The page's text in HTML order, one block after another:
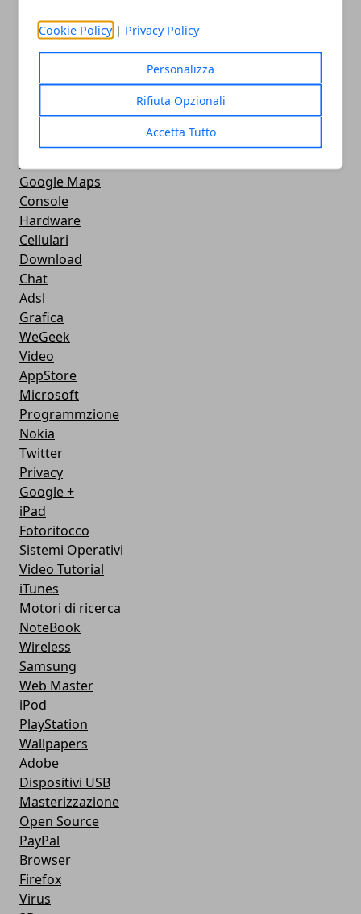
Cookie Policy | Privacy Policy
Personalizza
Rifiuta Opzionali
Accetta Tutto
iPhone
Streaming
Musica
MacBook
Google Maps
Console
Hardware
Cellulari
Download
Chat
Adsl
Grafica
WeGeek
Video
AppStore
Microsoft
Programmzione
Nokia
Twitter
Privacy
Google +
iPad
Fotoritocco
Sistemi Operativi
Video Tutorial
iTunes
Motori di ricerca
NoteBook
Wireless
Samsung
Web Master
iPod
PlayStation
Wallpapers
Adobe
Dispositivi USB
Masterizzazione
Open Source
PayPal
Browser
Firefox
Virus